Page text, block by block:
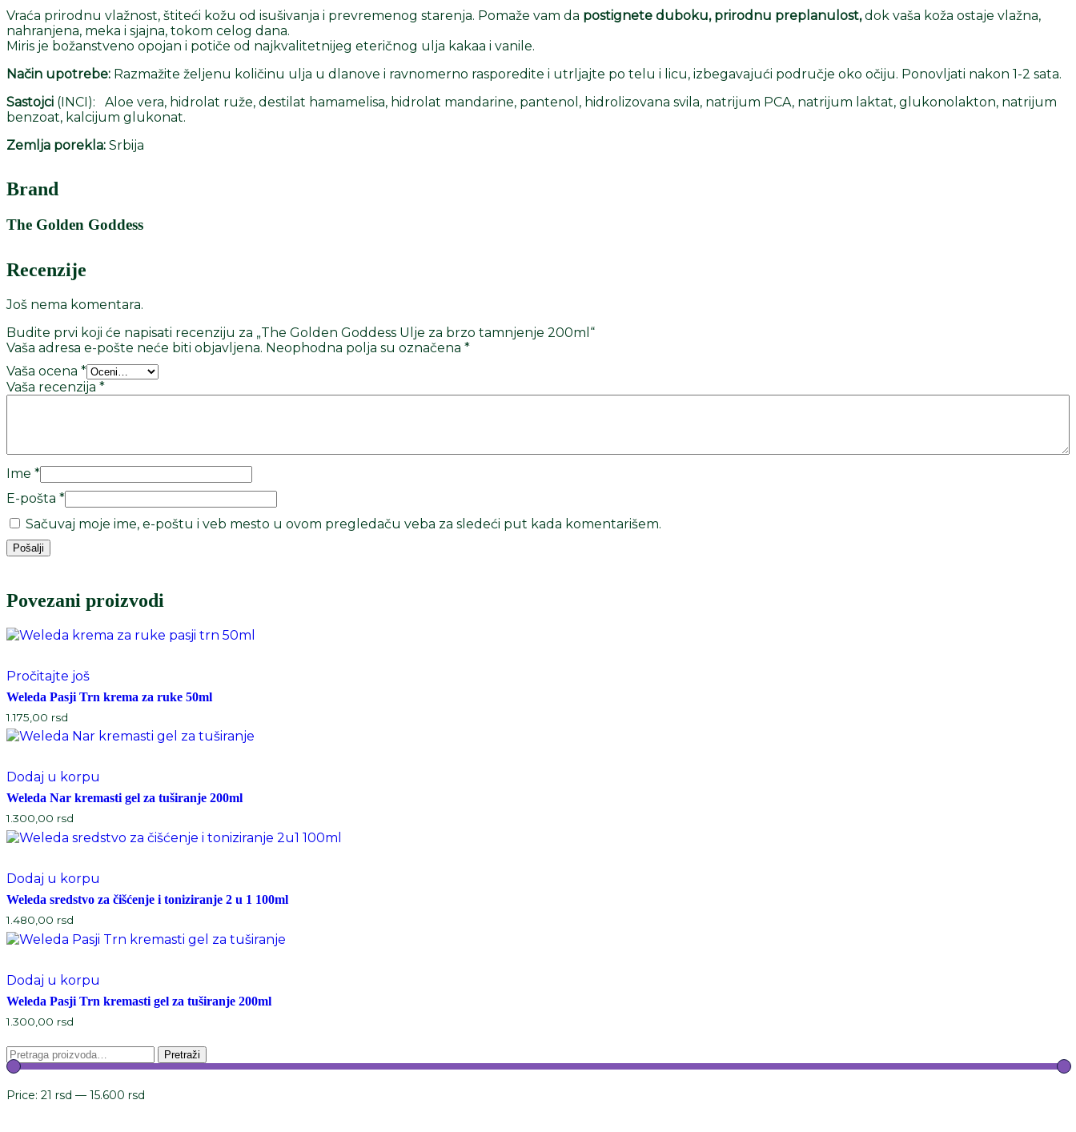
Vraća prirodnu vlažnost, štiteći kožu od isušivanja i prevremenog starenja. Pomaže vam da postignete duboku, prirodnu preplanulost,dok vaša koža ostaje vlažna,
nahranjena, meka i sjajna, tokom celog dana.
Miris je božanstveno opojan i potiče od najkvalitetnijeg eteričnog ulja kakaa i vanile.
Način upotrebe: Razmažite željenu količinu ulja u dlanove i ravnomerno rasporedite i utrljajte po telu i licu, izbegavajući područje oko očiju. Ponovljati nakon 1-2 sata.
Sastojci (INCI): Aloe vera, hidrolat ruže, destilat hamamelisa, hidrolat mandarine, pantenol, hidrolizovana svila, natrijum PCA, natrijum laktat, glukonolakton, natrijum
benzoat, kalcijum glukonat.
Zemlja porekla: Srbija
Brand
The Golden Goddess
Recenzije
Još nema komentara.
Budite prvi koji će napisati recenziju za „The Golden Goddess Ulje za brzo tamnjenje 200ml“
Vaša adresa e-pošte neće biti objavljena. Neophodna polja su označena *
Vaša ocena *
Vaša recenzija *
Ime *
E-pošta *
Sačuvaj moje ime, e-poštu i veb mesto u ovom pregledaču veba za sledeći put kada komentarišem.
Povezani proizvodi
Pročitajte još
Weleda Pasji Trn krema za ruke 50ml
1.175,00 rsd
Dodaj u korpu
Weleda Nar kremasti gel za tuširanje 200ml
1.300,00 rsd
Dodaj u korpu
Weleda sredstvo za čišćenje i toniziranje 2 u 1 100ml
1.480,00 rsd
Dodaj u korpu
Weleda Pasji Trn kremasti gel za tuširanje 200ml
1.300,00 rsd
Pretraga
za:
Pretraži
Price: 21 rsd — 15.600 rsd